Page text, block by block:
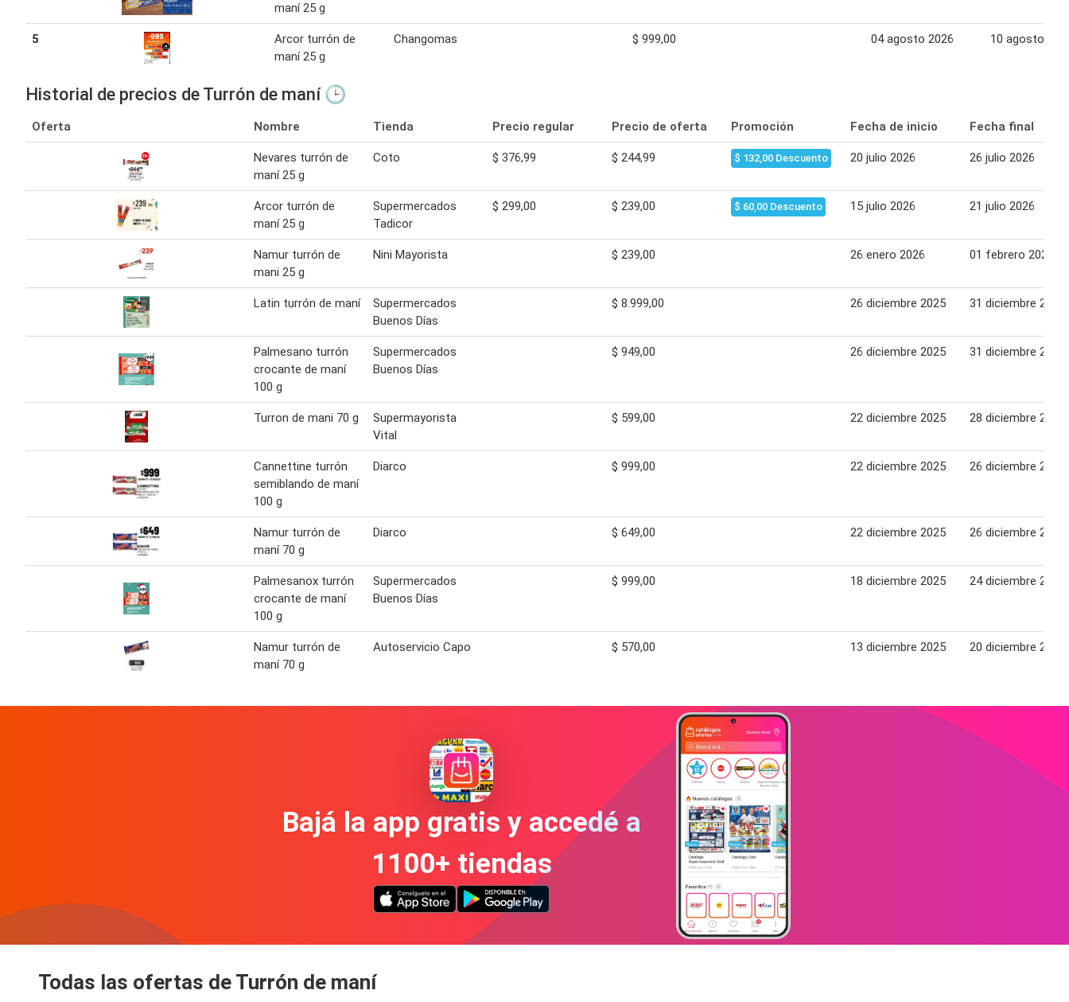
maní 25 g
5
Arcor turrón de
maní 25 g
Changomas $ 999,00 04 agosto 2026 10 agosto
Historial de precios de Turrón de maní 🕒
Oferta Nombre Tienda Precio regular Precio de oferta Promoción Fecha de inicio Fecha final
Nevares turrón de
maní 25 g
Coto $ 376,99 $ 244,99 $ 132,00 Descuento 20 julio 2026 26 julio 2026
Arcor turrón de
maní 25 g
Supermercados
Tadicor
$ 299,00 $ 239,00 $ 60,00 Descuento 15 julio 2026 21 julio 2026
Namur turrón de
mani 25 g
Nini Mayorista $ 239,00 26 enero 2026 01 febrero 2026
Latin turrón de maní
Supermercados
Buenos Días
$ 8.999,00 26 diciembre 2025 31 diciembre 2025
Palmesano turrón
crocante de maní
100 g
Supermercados
Buenos Días
$ 949,00 26 diciembre 2025 31 diciembre 2025
Turron de mani 70 g
Supermayorista
Vital
$ 599,00 22 diciembre 2025 28 diciembre 2025
Cannettine turrón
semiblando de maní
100 g
Diarco $ 999,00 22 diciembre 2025 26 diciembre 2025
Namur turrón de
maní 70 g
Diarco $ 649,00 22 diciembre 2025 26 diciembre 2025
Palmesanox turrón
crocante de maní
100 g
Supermercados
Buenos Días
$ 999,00 18 diciembre 2025 24 diciembre 2025
Namur turrón de
maní 70 g
Autoservicio Capo $ 570,00 13 diciembre 2025 20 diciembre 2025
Bajá la app gratis y accedé a
1100+ tiendas
Todas las ofertas de Turrón de maní